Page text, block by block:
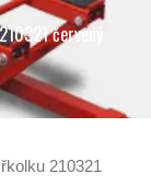
červený
210321